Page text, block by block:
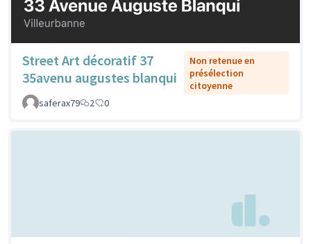
Street Art décoratif 37
35avenu augustes blanqui
Non retenue en
présélection
citoyenne
saferax79
2 0